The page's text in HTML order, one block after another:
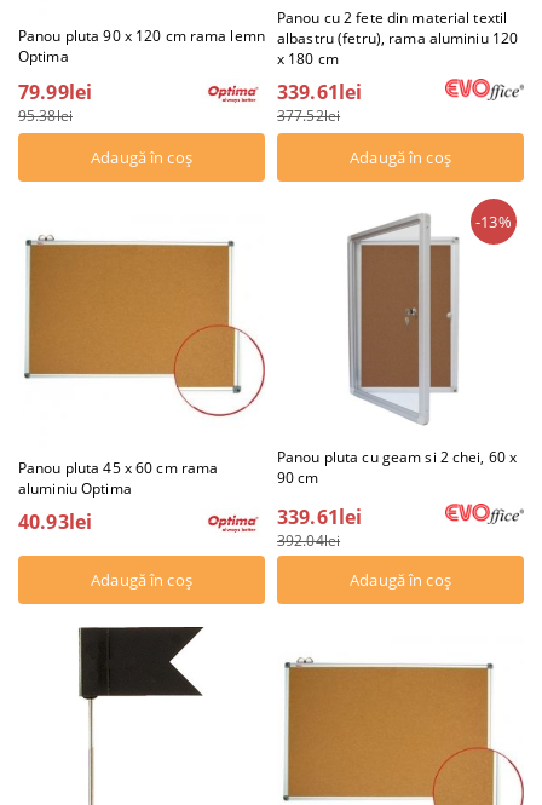
Panou pluta 90 x 120 cm rama lemn
Optima
79.99lei
95.38lei
Panou cu 2 fete din material textil
albastru (fetru), rama aluminiu 120
x 180 cm
339.61lei
377.52lei
Panou pluta 45 x 60 cm rama
aluminiu Optima
40.93lei
Panou pluta cu geam si 2 chei, 60 x
90 cm
-13%
339.61lei
392.04lei